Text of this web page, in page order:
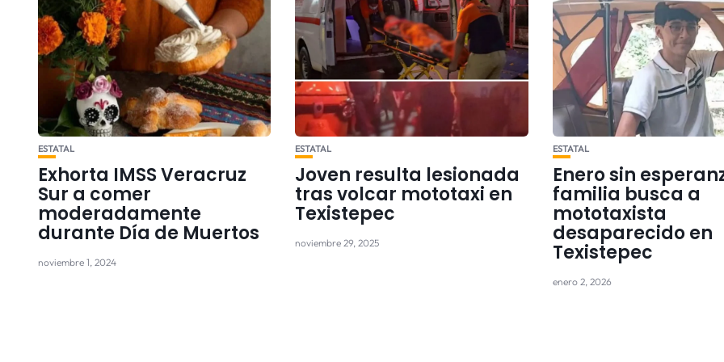
ESTATAL
Exhorta IMSS Veracruz
Sur a comer
moderadamente
durante Día de Muertos
noviembre 1, 2024
ESTATAL
Joven resulta lesionada
tras volcar mototaxi en
Texistepec
noviembre 29, 2025
ESTATAL
Enero sin
familia busca a
mototaxista
desaparecido en
Texistepec
enero 2, 2026